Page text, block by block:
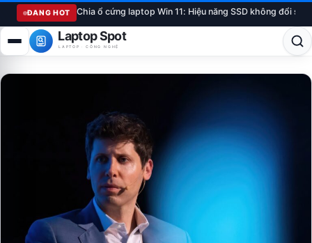
ĐANG HOT Chia ổ cứng laptop Win 11: Hiệu năng SSD không đổi
Laptop Spot
LAPTOP · CÔNG NGHỆ